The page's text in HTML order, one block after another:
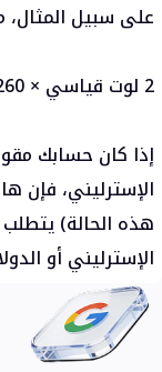
على سبيل المثال، مع
2 لوت قياسي × 1.1260 / 500 = 450.4 يورو
إذا كان حسابك
هذه الحالة) يتطلب
الإسترليني أو